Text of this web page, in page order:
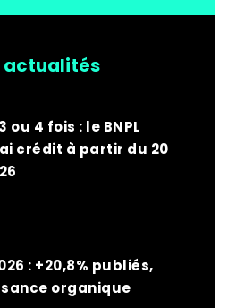
actualités
ou 4 fois : le BNPL
crédit à partir du 20
: +20,8% publiés,
organique